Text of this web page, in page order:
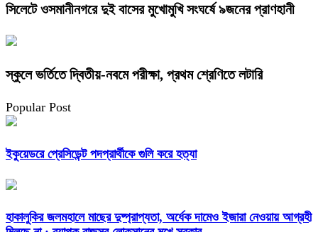
সিলেটে ওসমানীনগরে দুই বাসের মুখোমুখি সংঘর্ষে ৯জনের প্রাণহানী
স্কুলে ভর্তিতে দ্বিতীয়-নবমে পরীক্ষা, প্রথম শ্রেণিতে লটারি
Popular Post
ইকুয়েডরে প্রেসিডেন্ট পদপ্রার্থীকে গুলি করে হত্যা
হাকালুকির জলমহালে মাছের দুষ্প্রাপ্যতা, অর্ধেক দামেও ইজারা নেওয়ায় আগ্রহী